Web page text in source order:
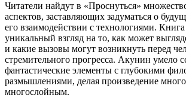
Читатели найдут в «Проснуться»
аспектов, заставляющих задуматься о
его взаимодействии с технологиями. Книга
уникальный взгляд на то, как может
и какие вызовы могут возникнуть перед
стремительного прогресса. Акунин умело
фантастические элементы с глубокими
размышлениями, делая произведение
многослойным.